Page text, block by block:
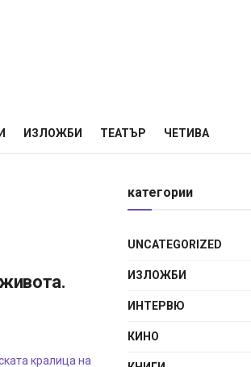
ИЗЛОЖБИ ТЕАТЪР ЧЕТИВА
кралица на
категории
UNCATEGORIZED
ИЗЛОЖБИ
ИНТЕРВЮ
КИНО